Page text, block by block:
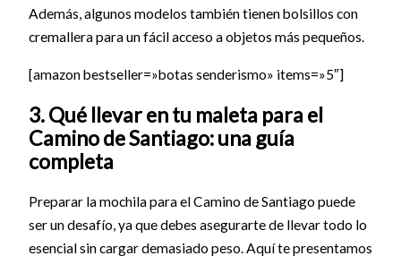
Además, algunos modelos también tienen bolsillos con
cremallera para un fácil acceso a objetos más pequeños.
[amazon bestseller=»botas senderismo» items=»5″]
3. Qué llevar en tu maleta para el
Camino de Santiago: una guía
completa
Preparar la mochila para el Camino de Santiago puede
ser un desafío, ya que debes asegurarte de llevar todo lo
esencial sin cargar demasiado peso. Aquí te presentamos